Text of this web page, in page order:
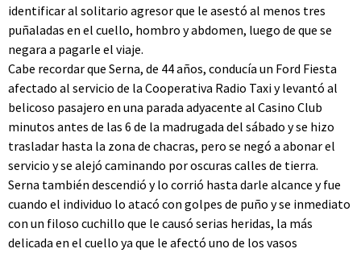
identificar al solitario agresor que le asestó al menos tres
puñaladas en el cuello, hombro y abdomen, luego de que se
negara a pagarle el viaje.
Cabe recordar que Serna, de 44 años, conducía un Ford Fiesta
afectado al servicio de la Cooperativa Radio Taxi y levantó al
belicoso pasajero en una parada adyacente al Casino Club
minutos antes de las 6 de la madrugada del sábado y se hizo
trasladar hasta la zona de chacras, pero se negó a abonar el
servicio y se alejó caminando por oscuras calles de tierra.
Serna también descendió y lo corrió hasta darle alcance y fue
cuando el individuo lo atacó con golpes de puño y se inmediato
con un filoso cuchillo que le causó serias heridas, la más
delicada en el cuello ya que le afectó uno de los vasos